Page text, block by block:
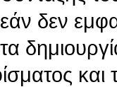
δεν
και